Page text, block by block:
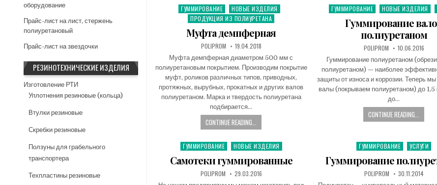
P
d
i
n
ГУММИРОВАНИЕ
НОВЫЕ ИЗДЕЛИЯ
ПРОДУКЦИЯ ИЗ ПОЛИУРЕТАНА
Муфта демпферная
POLIPROM 19.04.2018
Муфта демпферная диаметром 500 мм с
полиуретановым покрытием. Производим покрытие
муфт, роликов различных типов, приводных,
протяжных, вырубных, прокатных и других валов
полиуретаном. Марка и твердость полиуретана
подбирается…
CONTINUE READING...
P
d
i
n
ГУММИРОВАНИЕ НОВЫЕ ИЗДЕЛИЯ
Гуммирование
полиуретаном
POLIPROM 10.06.2016
Гуммирование полиуретаном
полиуретаном) — наиболее
защиты от износа и коррозии. Теперь
валы (покрываем полиуретаном) до
до…
CONTINUE READING...
P
s
ГУММИРОВАНИЕ НОВЫЕ ИЗДЕЛИЯ
Самотеки гуммированные
POLIPROM 29.03.2016
P
s
ГУММИРОВАНИЕ УСЛУГИ
Гуммирование
POLIPROM 30.11.2014
оборудование
Прайс-лист на лист, стержень
полиуретановый
Прайс-лист на звездочки
РЕЗИНОТЕХНИЧЕСКИЕ ИЗДЕЛИЯ
Изготовление РТИ
Уплотнения резиновые (кольца)
Втулки резиновые
Скребки резиновые
Ползуны для грабельного
транспортера
Техпластины резиновые